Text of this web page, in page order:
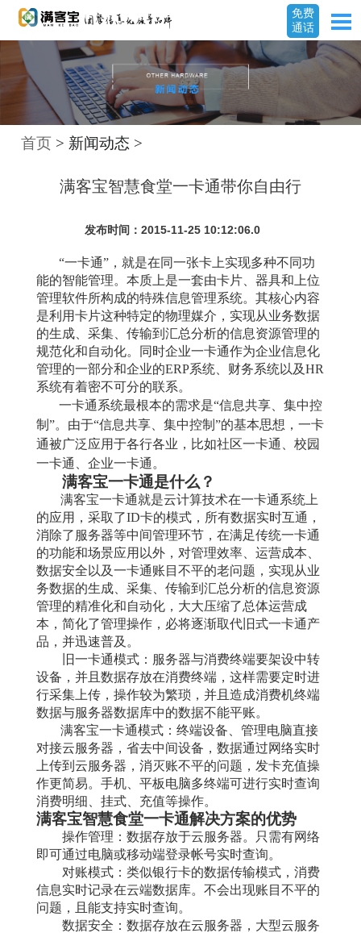
免费
通话
首页 > 新闻动态 >
满客宝智慧食堂一卡通带你自由行
发布时间：2015-11-25 10:12:06.0
“一卡通”，就是在同一张卡上实现多种不同功
能的智能管理。本质上是一套由卡片、器具和上位
管理软件所构成的特殊信息管理系统。其核心内容
是利用卡片这种特定的物理媒介，实现从业务数据
的生成、采集、传输到汇总分析的信息资源管理的
规范化和自动化。同时企业一卡通作为企业信息化
管理的一部分和企业的ERP系统、财务系统以及HR
系统有着密不可分的联系。
一卡通系统最根本的需求是“信息共享、集中控
制”。由于“信息共享、集中控制”的基本思想，一卡
通被广泛应用于各行各业，比如社区一卡通、校园
一卡通、企业一卡通 。
满客宝一卡通是什么？
满客宝一卡通就是云计算技术在一卡通系统上
的应用，采取了ID卡的模式，所有数据实时互通，
消除了服务器等中间管理环节，在满足传统一卡通
的功能和场景应用以外，对管理效率、运营成本、
数据安全以及一卡通账目不平的老问题，实现从业
务数据的生成、采集、传输到汇总分析的信息资源
管理的精准化和自动化，大大压缩了总体运营成
本，简化了管理操作，必将逐渐取代旧式一卡通产
品，并迅速普及。
旧一卡通模式：服务器与消费终端要架设中转
设备，并且数据存放在消费终端，这样需要定时进
行采集上传，操作较为繁琐，并且造成消费机终端
数据与服务器数据库中的数据不能平账。
满客宝一卡通模式：终端设备、管理电脑直接
对接云服务器，省去中间设备，数据通过网络实时
上传到云服务器，消灭账不平的问题，发卡充值操
作更简易。手机、平板电脑多终端可进行实时查询
消费明细、挂式、充值等操作。
满客宝智慧食堂一卡通解决方案的优势
操作管理：数据存放于云服务器。只需有网络
即可通过电脑或移动端登录帐号实时查询。
对账模式：类似银行卡的数据传输模式，消费
信息实时记录在云端数据库。不会出现账目不平的
问题，且能支持实时查询。
数据安全：数据存放在云服务器，大型云服务